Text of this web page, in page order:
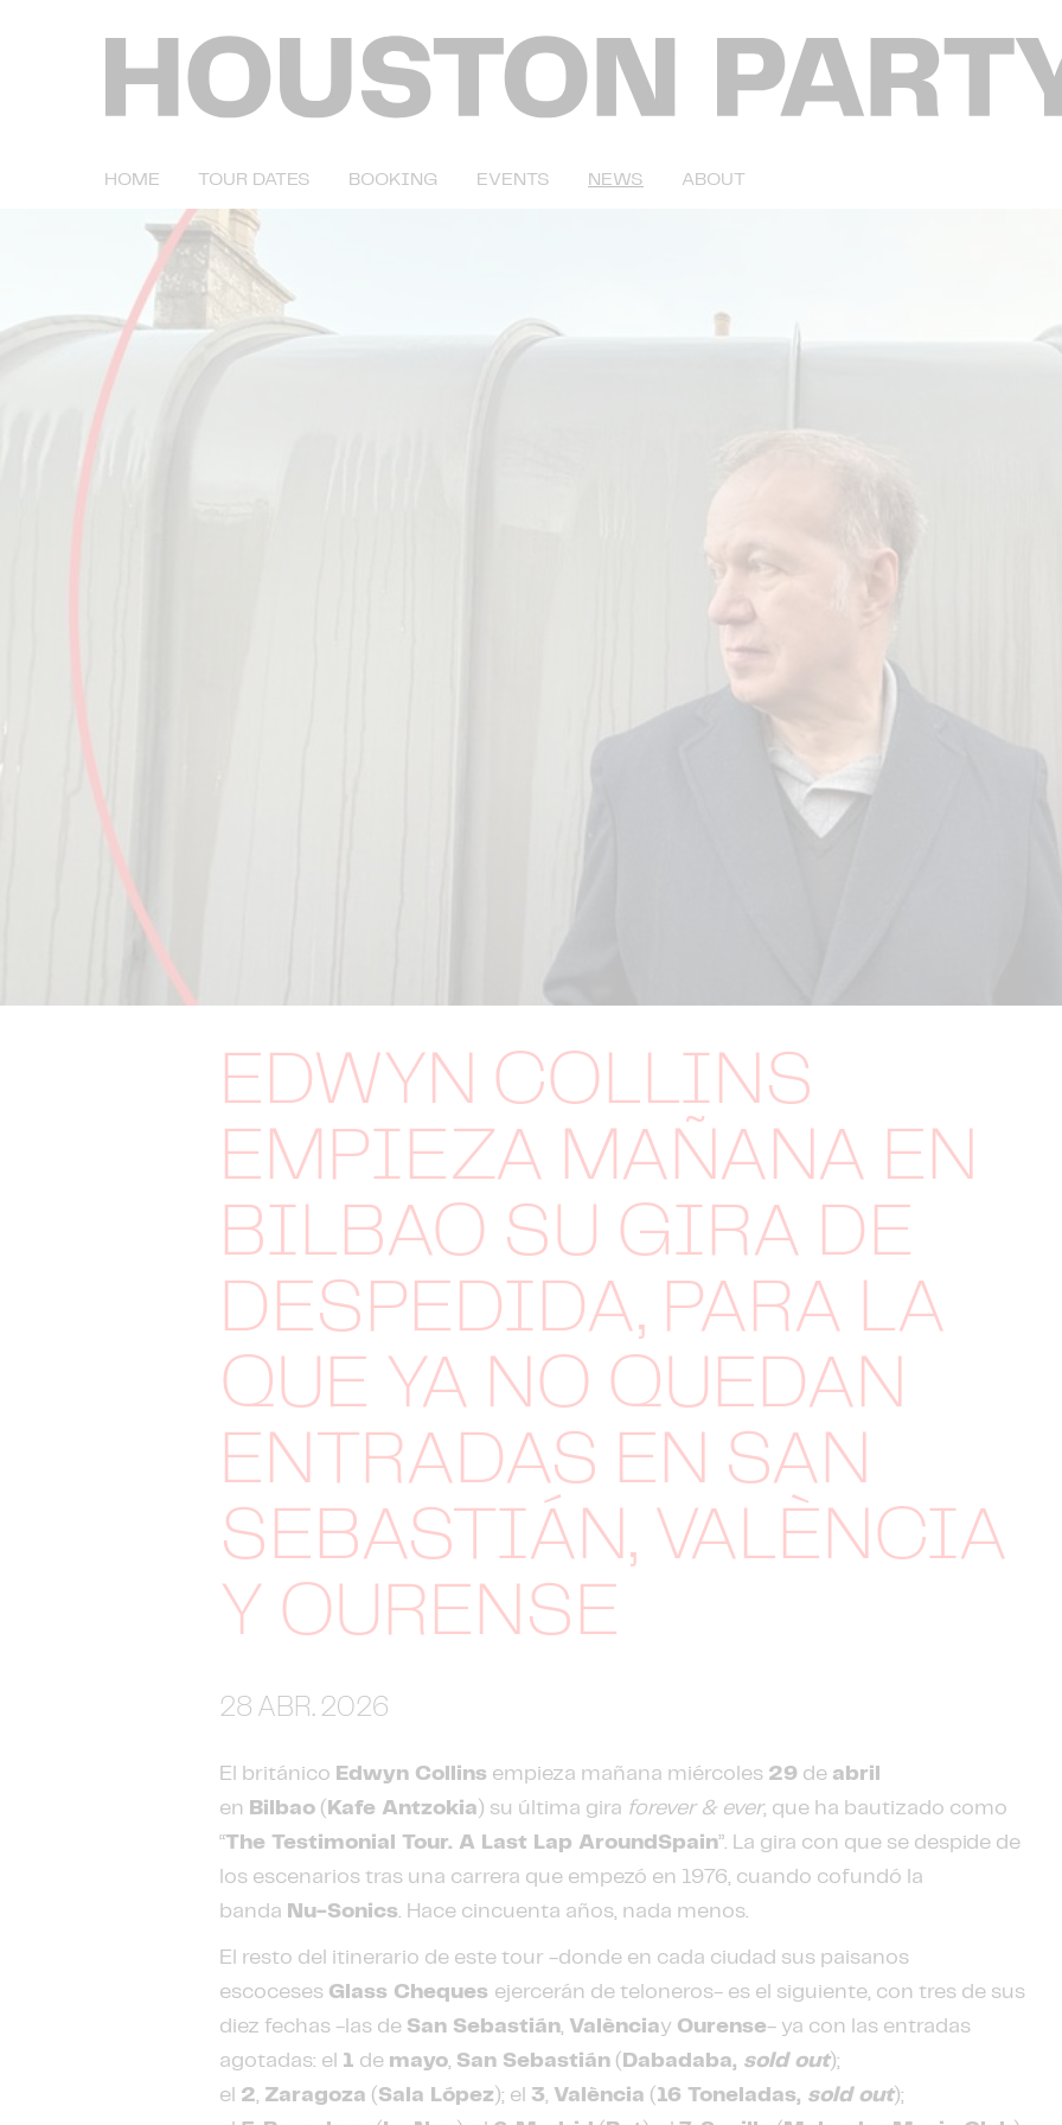
HOME TOUR DATES BOOKING EVENTS NEWS ABOUT
EDWYN COLLINS
EMPIEZA MAÑANA EN
BILBAO SU GIRA DE
DESPEDIDA, PARA LA
QUE YA NO QUEDAN
ENTRADAS EN SAN
SEBASTIÁN, VALÈNCIA
Y OURENSE
28 ABR. 2026
El británico Edwyn Collins empieza mañana miércoles 29 de abril
en Bilbao ( Kafe Antzokia) su última gira forever & ever, que ha bautizado como
“The Testimonial Tour. A Last Lap AroundSpain”. La gira con que se despide de
los escenarios tras una carrera que empezó en 1976, cuando cofundó la
banda Nu-Sonics. Hace cincuenta años, nada menos.
El resto del itinerario de este tour -donde en cada ciudad sus paisanos
escoceses Glass Cheques ejercerán de teloneros- es el siguiente, con tres de sus
diez fechas -las de San Sebastián, Valènciay Ourense- ya con las entradas
agotadas: el 1 de mayo, San Sebastián ( Dabadaba, sold out);
el 2, Zaragoza (Sala López); el 3, València (16 Toneladas, sold out);